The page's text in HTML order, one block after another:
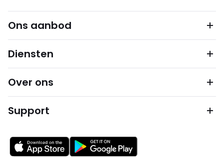
Ons aanbod
Diensten
Over ons
Support